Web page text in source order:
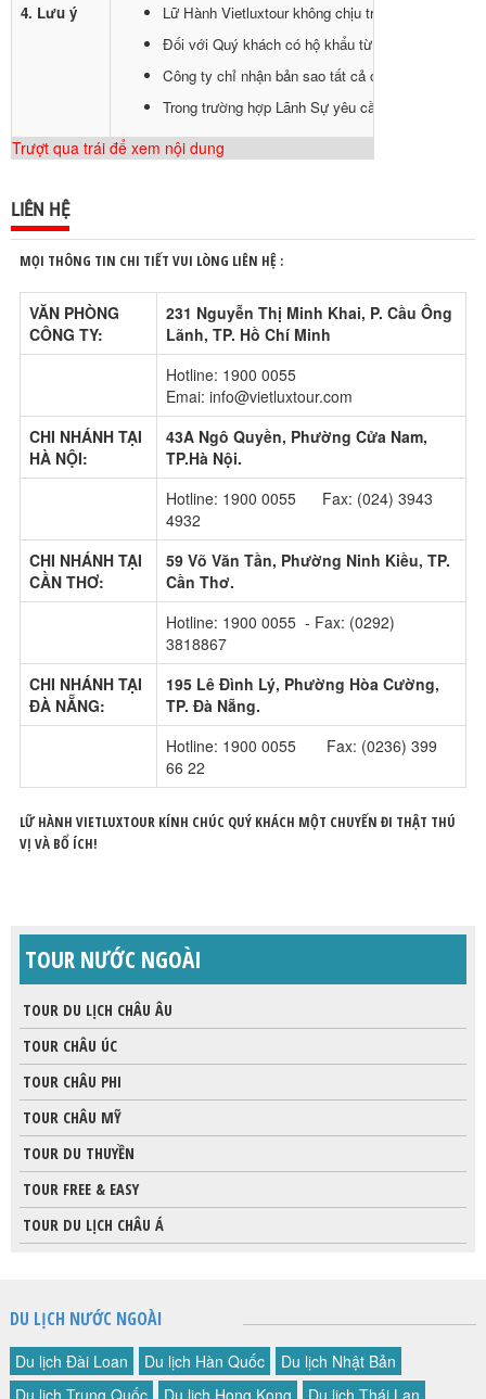
4. Lưu ý
Lữ Hành Vietluxtour không chịu trách nhiệm về
Đối với Quý khách có hộ khẩu từ Bình Định trở ra
Công ty chỉ nhận bản sao tất cả các loại hồ sơ và
Trong trường hợp Lãnh Sự yêu cầu bổ sung
Trượt qua trái để xem nội dung
LIÊN HỆ
MỌI THÔNG TIN CHI TIẾT VUI LÒNG LIÊN HỆ :
VĂN PHÒNG
CÔNG TY:
231 Nguyễn Thị Minh Khai, P. Cầu Ông
Lãnh, TP. Hồ Chí Minh
Hotline: 1900 0055
Emai: info@vietluxtour.com
CHI NHÁNH TẠI
HÀ NỘI:
43A Ngô Quyền, Phường Cửa Nam,
TP.Hà Nội.
Hotline: 1900 0055 Fax: (024) 3943
4932
CHI NHÁNH TẠI
CẦN THƠ:
59 Võ Văn Tần, Phường Ninh Kiều, TP.
Cần Thơ.
Hotline: 1900 0055 - Fax: (0292)
3818867
CHI NHÁNH TẠI
ĐÀ NẴNG:
195 Lê Đình Lý, Phường Hòa Cường,
TP. Đà Nẵng.
Hotline: 1900 0055 Fax: (0236) 399
66 22
LỮ HÀNH VIETLUXTOUR KÍNH CHÚC QUÝ KHÁCH MỘT CHUYẾN ĐI THẬT THÚ
VỊ VÀ BỔ ÍCH!
TOUR NƯỚC NGOÀI
TOUR DU LỊCH CHÂU ÂU
TOUR CHÂU ÚC
TOUR CHÂU PHI
TOUR CHÂU MỸ
TOUR DU THUYỀN
TOUR FREE & EASY
TOUR DU LỊCH CHÂU Á
DU LỊCH NƯỚC NGOÀI
Du lịch Đài Loan Du lịch Hàn Quốc
Du lịch Nhật Bản
Du lịch Trung Quốc
Du lịch Hong Kong
Du lịch Thái Lan